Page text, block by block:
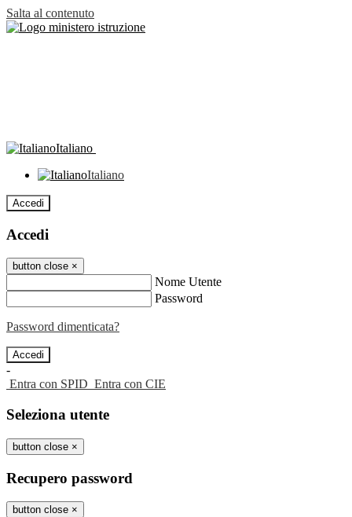
Salta al contenuto
Italiano
Italiano
Accedi
Accedi
button close ×
Nome Utente
Password
Password dimenticata?
-
Entra con SPID Entra con CIE
Seleziona utente
button close ×
Recupero password
button close ×